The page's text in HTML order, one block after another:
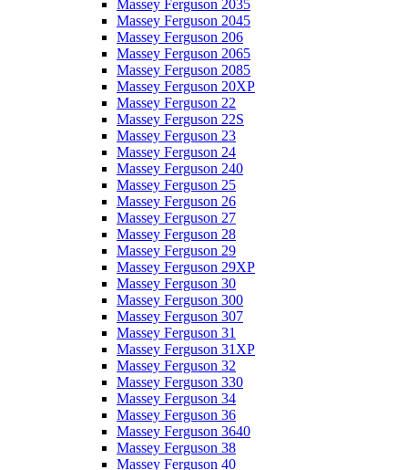
Massey Ferguson 2035
Massey Ferguson 2045
Massey Ferguson 206
Massey Ferguson 2065
Massey Ferguson 2085
Massey Ferguson 20XP
Massey Ferguson 22
Massey Ferguson 22S
Massey Ferguson 23
Massey Ferguson 24
Massey Ferguson 240
Massey Ferguson 25
Massey Ferguson 26
Massey Ferguson 27
Massey Ferguson 28
Massey Ferguson 29
Massey Ferguson 29XP
Massey Ferguson 30
Massey Ferguson 300
Massey Ferguson 307
Massey Ferguson 31
Massey Ferguson 31XP
Massey Ferguson 32
Massey Ferguson 330
Massey Ferguson 34
Massey Ferguson 36
Massey Ferguson 3640
Massey Ferguson 38
Massey Ferguson 40